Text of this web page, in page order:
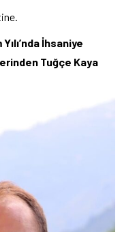
İhsaniye
Tuğçe Kaya